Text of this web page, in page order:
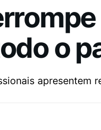
o
apresentem